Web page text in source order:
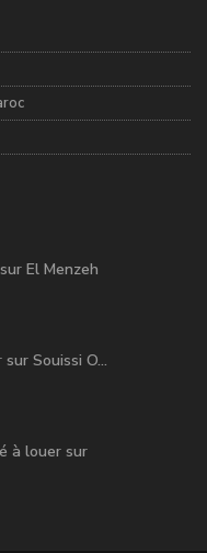
El Menzeh
Souissi O...
à louer sur